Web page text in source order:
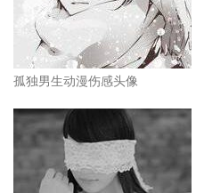
孤独男生动漫伤感头像